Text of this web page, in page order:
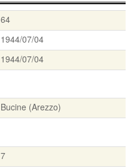
64
1944/07/04
1944/07/04
Bucine (Arezzo)
7